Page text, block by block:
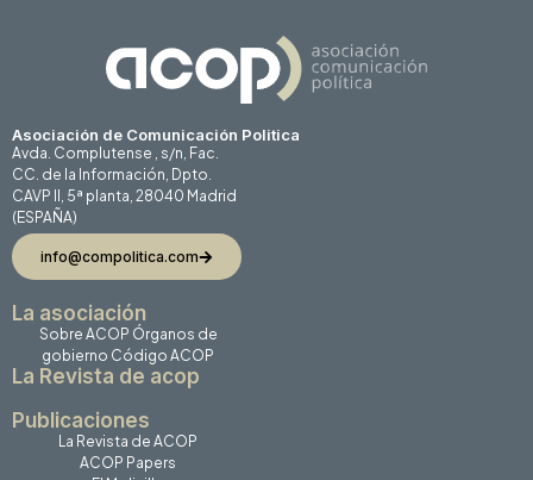
Asociación de Comunicación Politica
Avda. Complutense , s/n, Fac.
CC. de la Información, Dpto.
CAVP II, 5ª planta, 28040 Madrid
(ESPAÑA)
info@compolitica.com
La asociación
Sobre ACOP Órganos de
gobierno Código ACOP
La Revista de acop
Publicaciones
La Revista de ACOP
ACOP Papers